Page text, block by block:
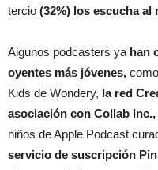
tercio (32%) los escucha al
Algunos podcasters ya han
oyentes más jóvenes,
Kids de Wondery, la red
asociación con Collab Inc.,
niños de Apple Podcast
servicio de suscripción